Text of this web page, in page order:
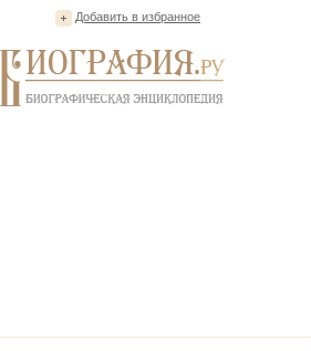
Добавить в избранное